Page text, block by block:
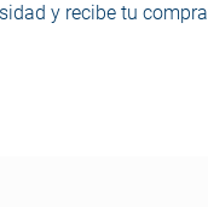
y recibe tu compra